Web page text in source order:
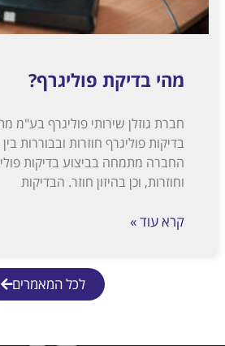
מהי בדיקת פוליגרף?
חברת גוזלן שירותי פוליגרף בע"מ
בדיקות פוליגרף חוזרות ובבוררות
החברה מתמחה בביצוע בדיקות
וחוזרות, וכן בהיזון חוזר. הבדיקות
קרא עוד »
לכל המאמרים